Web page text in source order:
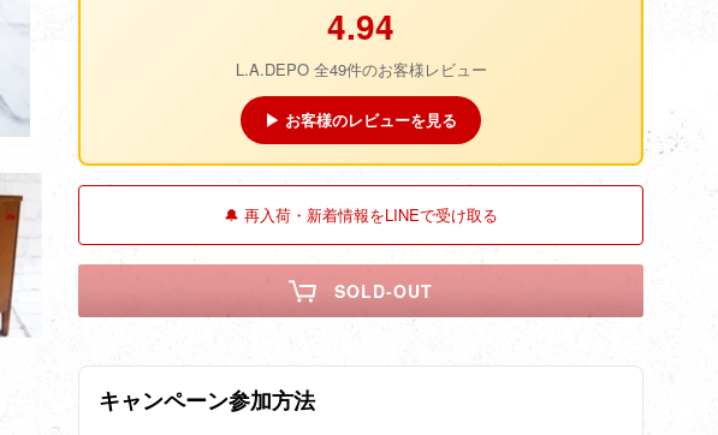
4.94
L.A.DEPO 全49件のお客様レビュー
▶ お客様のレビューを見る
🔔 再入荷・新着情報をLINEで受け取る
SOLD-OUT
キャンペーン参加方法